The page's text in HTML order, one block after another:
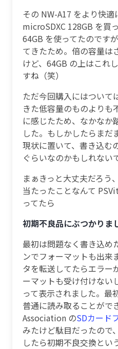
その NW-A17 をより快適
microSDXC 128GB を買
64GB を使ってたのです
てきたため。倍の容量は
けど、64GB の上はこれ
すね（笑）
ただ今回購入にはついて
きた低容量のものよりも
に感じたため、なかなか
した。もしかしたらまだ
現状に置いて、書き込む
ぐらいなのかもしれない
まぁきっと大丈夫だろう
当たったことなんて
ってたら
初期不良品にぶつかりま
最初は問題なく書き込め
ンでフォーマットも出来
タを転送してたらエラー
ーマットも受け付けない
って表示されました。最
普通に読み取ることがで
Association のSDカード
みたけど駄目だったので
したら初期不良交換とい